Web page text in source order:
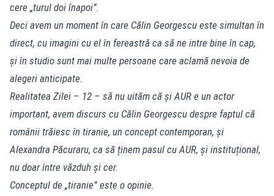
cere „turul doi înapoi”.
Deci avem un moment în care Călin Georgescu este simultan în
direct, cu imagini cu el în fereastră ca să ne intre bine în cap,
și în studio sunt mai multe persoane care aclamă nevoia de
alegeri anticipate.
Realitatea Zilei – 12 – să nu uităm că și AUR e un actor
important, avem discurs cu Călin Georgescu despre faptul că
românii trăiesc în tiranie, un concept contemporan, și
Alexandra Păcuraru, ca să ținem pasul cu AUR, și instituțional,
nu doar între văzduh și cer.
Conceptul de „tiranie” este o opinie.